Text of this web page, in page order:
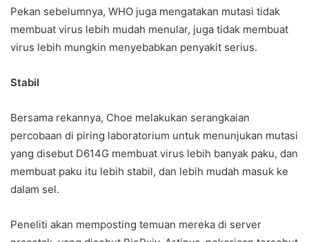
Pekan sebelumnya, WHO juga mengatakan mutasi tidak
membuat virus lebih mudah menular, juga tidak membuat
virus lebih mungkin menyebabkan penyakit serius.
Stabil
Bersama rekannya, Choe melakukan serangkaian
percobaan di piring laboratorium untuk menunjukan mutasi
yang disebut D614G membuat virus lebih banyak paku, dan
membuat paku itu lebih stabil, dan lebih mudah masuk ke
dalam sel.
Peneliti akan memposting temuan mereka di server